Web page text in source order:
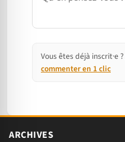
Vous êtes déjà inscrit·e ?
commenter en 1 clic
ARCHIVES